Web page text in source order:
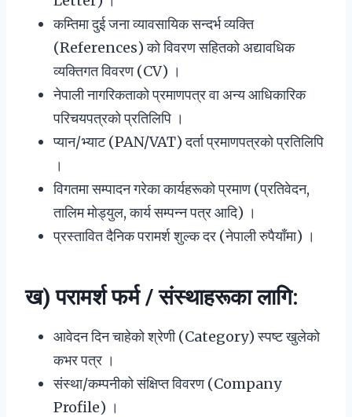
कम्तिमा दुई जना व्यावसायिक सन्दर्भ व्यक्ति
(References) को विवरण सहितको अद्यावधिक
व्यक्तिगत विवरण (CV) ।
नेपाली नागरिकताको प्रमाणपत्र वा अन्य आधिकारिक
परिचयपत्रको प्रतिलिपि ।
प्यान/भ्याट (PAN/VAT) दर्ता प्रमाणपत्रको प्रतिलिपि
।
विगतमा सम्पादन गरेका कार्यहरूको प्रमाण (प्रतिवेदन,
तालिम मोड्युल, कार्य सम्पन्न पत्र आदि) ।
प्रस्तावित दैनिक परामर्श शुल्क दर (नेपाली रुपैयाँमा) ।
ख) परामर्श फर्म / संस्थाहरूका लागि:
आवेदन दिन चाहेको श्रेणी (Category) स्पष्ट खुलेको
कभर पत्र ।
संस्था/कम्पनीको संक्षिप्त विवरण (Company
Profile) ।